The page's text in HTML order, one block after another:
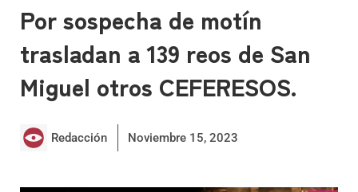
Por sospecha de motín
trasladan a 139 reos de San
Miguel otros CEFERESOS.
Redacción Noviembre 15, 2023